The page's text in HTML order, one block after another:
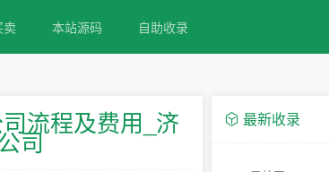
本站源码 自助收录
流程及费用_济
司
最新收录